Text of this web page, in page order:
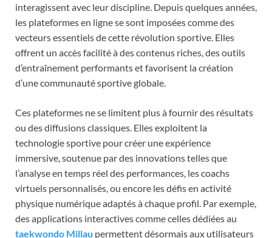
interagissent avec leur discipline. Depuis quelques années,
les plateformes en ligne se sont imposées comme des
vecteurs essentiels de cette révolution sportive. Elles
offrent un accès facilité à des contenus riches, des outils
d’entraînement performants et favorisent la création
d’une communauté sportive globale.
Ces plateformes ne se limitent plus à fournir des résultats
ou des diffusions classiques. Elles exploitent la
technologie sportive pour créer une expérience
immersive, soutenue par des innovations telles que
l’analyse en temps réel des performances, les coachs
virtuels personnalisés, ou encore les défis en activité
physique numérique adaptés à chaque profil. Par exemple,
des applications interactives comme celles dédiées au
taekwondo Millau permettent désormais aux utilisateurs